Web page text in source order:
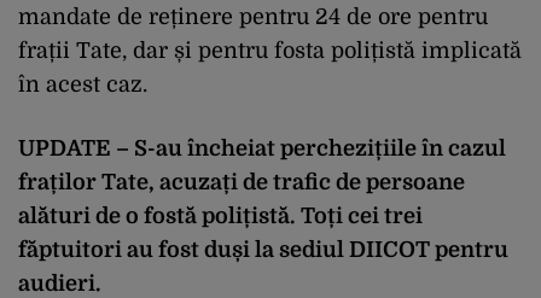
mandate de reținere pentru 24 de ore pentru
frații Tate, dar și pentru fosta polițistă implicată
în acest caz.
UPDATE – S-au încheiat perchezițiile în cazul
fraților Tate, acuzați de trafic de persoane
alături de o fostă polițistă. Toți cei trei
făptuitori au fost duși la sediul DIICOT pentru
audieri.